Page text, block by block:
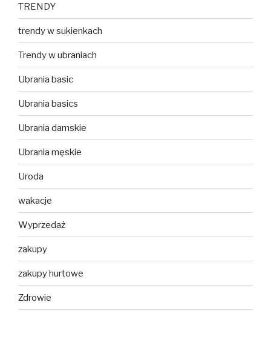
TRENDY
trendy w sukienkach
Trendy w ubraniach
Ubrania basic
Ubrania basics
Ubrania damskie
Ubrania męskie
Uroda
wakacje
Wyprzedaż
zakupy
zakupy hurtowe
Zdrowie